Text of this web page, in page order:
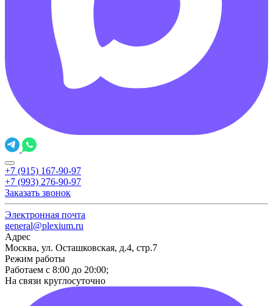
+7 (915) 167-90-97
+7 (993) 276-90-97
Заказать звонок
Электронная почта
general@plexium.ru
Адрес
Москва, ул. Осташковская, д.4, стр.7
Режим работы
Работаем с 8:00 до 20:00;
На связи круглосуточно